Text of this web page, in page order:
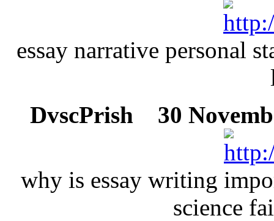
essay narrative personal
DvscPrish
30
why is essay writing
science